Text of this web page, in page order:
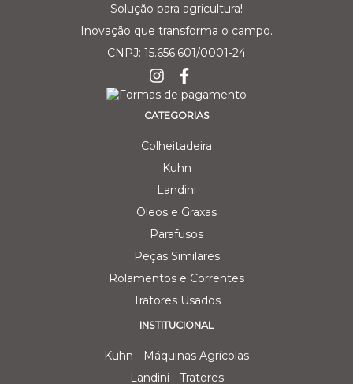
Solução para agricultura!
Inovação que transforma o campo.
CNPJ: 15.656.601/0001-24
CATEGORIAS
Colheitadeira
Kuhn
Landini
Oleos e Graxas
Parafusos
Peças Similares
Rolamentos e Correntes
Tratores Usados
INSTITUCIONAL
Kuhn - Máquinas Agrícolas
Landini - Tratores